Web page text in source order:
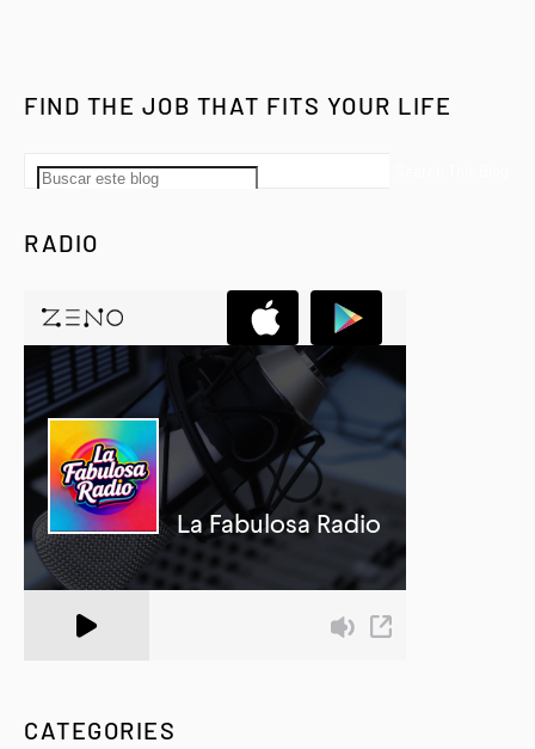
FIND THE JOB THAT FITS YOUR LIFE
RADIO
CATEGORIES